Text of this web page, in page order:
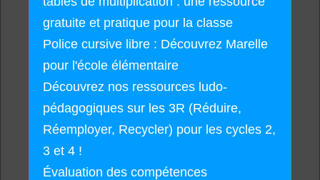
gratuite et pratique pour la classe
Police cursive libre : Découvrez Marelle
pour l'école élémentaire
Découvrez nos ressources ludo-
pédagogiques sur les 3R (Réduire,
Réemployer, Recycler) pour les cycles 2,
3 et 4 !
Évaluation des compétences